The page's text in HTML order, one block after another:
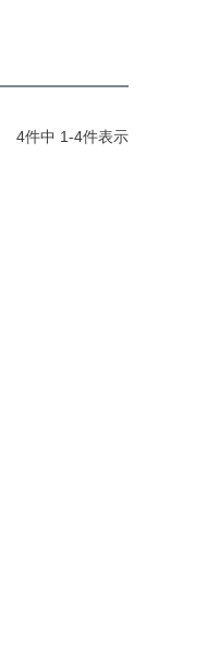
4件中 1-4件表示